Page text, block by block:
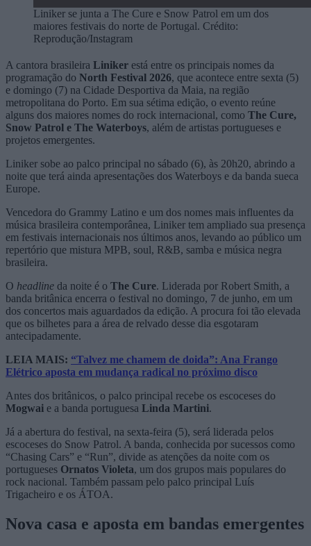
Liniker se junta a The Cure e Snow Patrol em um dos
maiores festivais do norte de Portugal. Crédito:
Reprodução/Instagram
A cantora brasileira Liniker está entre os principais nomes da
programação do North Festival 2026, que acontece entre sexta (5)
e domingo (7) na Cidade Desportiva da Maia, na região
metropolitana do Porto. Em sua sétima edição, o evento reúne
alguns dos maiores nomes do rock internacional, como The Cure,
Snow Patrol e The Waterboys, além de artistas portugueses e
projetos emergentes.
Liniker sobe ao palco principal no sábado (6), às 20h20, abrindo a
noite que terá ainda apresentações dos Waterboys e da banda sueca
Europe.
Vencedora do Grammy Latino e um dos nomes mais influentes da
música brasileira contemporânea, Liniker tem ampliado sua presença
em festivais internacionais nos últimos anos, levando ao público um
repertório que mistura MPB, soul, R&B, samba e música negra
brasileira.
O headline da noite é o The Cure. Liderada por Robert Smith, a
banda britânica encerra o festival no domingo, 7 de junho, em um
dos concertos mais aguardados da edição. A procura foi tão elevada
que os bilhetes para a área de relvado desse dia esgotaram
antecipadamente.
LEIA MAIS: “Talvez me chamem de doida”: Ana Frango
Elétrico aposta em mudança radical no próximo disco
Antes dos britânicos, o palco principal recebe os escoceses do
Mogwai e a banda portuguesa Linda Martini.
Já a abertura do festival, na sexta-feira (5), será liderada pelos
escoceses do Snow Patrol. A banda, conhecida por sucessos como
“Chasing Cars” e “Run”, divide as atenções da noite com os
portugueses Ornatos Violeta, um dos grupos mais populares do
rock nacional. Também passam pelo palco principal Luís
Trigacheiro e os ÁTOA.
Nova casa e aposta em bandas emergentes